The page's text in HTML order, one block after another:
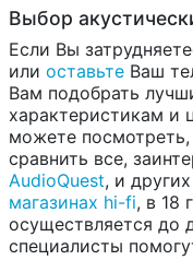
Выбор
Если Вы
или оставьте Ваш
Вам подобрать
характеристикам и
можете посмотреть,
сравнить все,
AudioQuest, и
магазинах hi-fi, в 18
осуществляется до
специалисты